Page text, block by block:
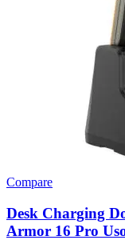
Compare
Desk Charging
Armor 16 Pro